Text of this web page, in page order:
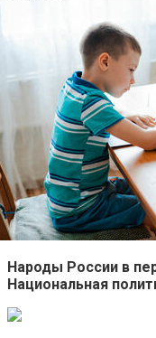
Народы России в
Национальная